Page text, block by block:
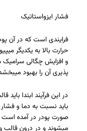
فشار ایزواستاتیک
فرایندی است که در آن
حرارت بالا به یکدیگر
و افزایش چگالی
پذیری آن را بهبود
در این فرآیند ابتدا
باید نسبت به دما و
صورت پودر در آمده است
میشوند و در درون